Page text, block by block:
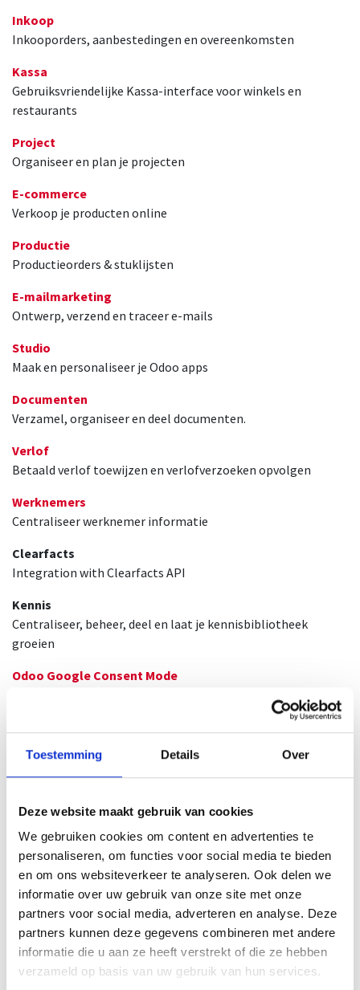
Toestemming Details Over
Deze website maakt gebruik van cookies
We gebruiken cookies om content en advertenties te
personaliseren, om functies voor social media te bieden
en om ons websiteverkeer te analyseren. Ook delen we
informatie over uw gebruik van onze site met onze
partners voor social media, adverteren en analyse. Deze
partners kunnen deze gegevens combineren met andere
informatie die u aan ze heeft verstrekt of die ze hebben
verzameld op basis van uw gebruik van hun services.
Inkoop
Inkooporders, aanbestedingen en overeenkomsten
Kassa
Gebruiksvriendelijke Kassa-interface voor winkels en
restaurants
Project
Organiseer en plan je projecten
E-commerce
Verkoop je producten online
Productie
Productieorders & stuklijsten
E-mailmarketing
Ontwerp, verzend en traceer e-mails
Studio
Maak en personaliseer je Odoo apps
Documenten
Verzamel, organiseer en deel documenten.
Verlof
Betaald verlof toewijzen en verlofverzoeken opvolgen
Werknemers
Centraliseer werknemer informatie
Clearfacts
Integration with Clearfacts API
Kennis
Centraliseer, beheer, deel en laat je kennisbibliotheek
groeien
Odoo Google Consent Mode
Odoo Google Tag Manager | Odoo GTM
Google Tag Manager - GTM script
Google Analytics 4 for eCommerce | GA4 Retail and
Ecommerce Events
Odoo Google Tag Manager Enhanced Conversion
Tracking
Google Tag Manager Conversions | GTM Enhanced
Conversions
Website | eCommerce Tracking Base
Track Customer Actions on Odoo Website and eCommerce